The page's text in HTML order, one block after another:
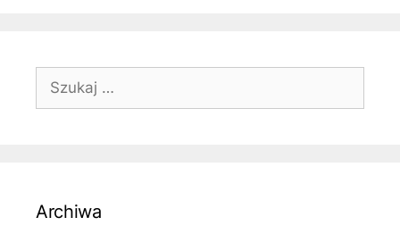
Szukaj:
Archiwa